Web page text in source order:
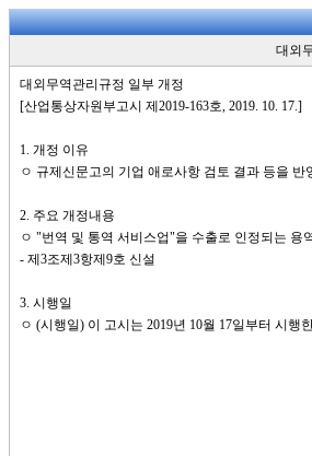
대외
대외무역관리규정 일부 개정
[산업통상자원부고시 제2019-163호, 2019. 10. 17.]
1. 개정 이유
ㅇ 규제신문고의 기업 애로사항 검토 결과 등을
2. 주요 개정내용
ㅇ "번역 및 통역 서비스업"을 수출로 인정되는 용
- 제3조제3항제9호 신설
3. 시행일
ㅇ (시행일) 이 고시는 2019년 10월 17일부터 시행